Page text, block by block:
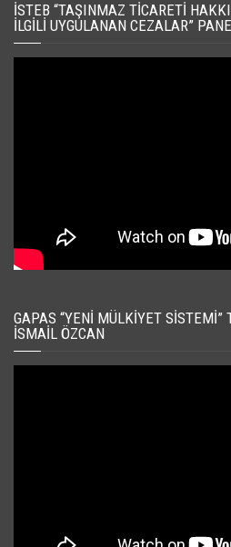
İSTEB “TAŞINMAZ TICARETI
İLGILI UYGULANAN CEZALAR”
GAPAS “YENI MÜLKIYET
İSMAIL ÖZCAN